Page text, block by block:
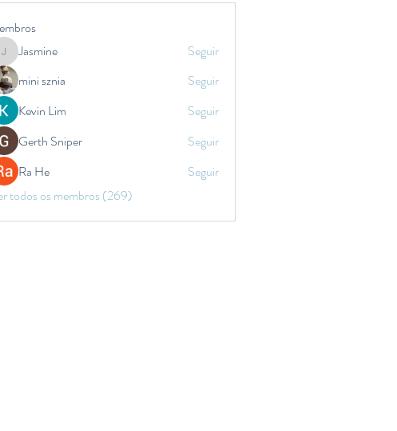
JasmineJasmine
Seguir
mini sznia
Seguir
Kevin Lim
Seguir
Gerth Sniper
Seguir
Ra He
Seguir
todos os membros (269)